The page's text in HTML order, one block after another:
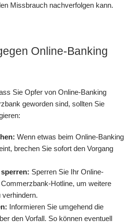
Missbrauch nachverfolgen kann.
Online-Banking
Sie Opfer von Online-Banking
geworden sind, sollten Sie
Wenn etwas beim Online-Banking
brechen Sie sofort den Vorgang
Sperren Sie Ihr Online-
Commerzbank-Hotline, um weitere
verhindern.
Informieren Sie umgehend die
den Vorfall. So können eventuell